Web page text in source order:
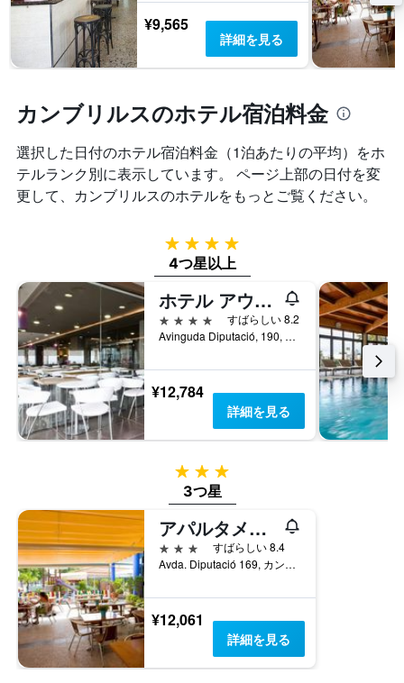
去
日
間
に
見
本
日
の
客
室
の
平
均
料
金
て
い
ま
す
は、
ラ
ク
ご
と
の
カ
テ
表
し
い
ま
す。
表
の
Y
軸
去
3
日
間
に
見
つ
か
た
て
X
軸
1
本
は、
宿
日
数
を
表
し
て
い
ま
す
表
1
本
は、
客
室
の
平
均
料
金
¥9,565
詳細を見る
カンブリルスのホテル宿泊料金
選択した日付のホテル宿泊料金（1泊あたりの平均）をホ
テルランク別に表示しています。 ページ上部の日付を変
更して、カンブリルス​のホテルをもっとご覧ください。
4つ星
4つ星以上
ホテル アウグストゥス
4つ星
すばらしい 8.2
Avinguda Diputació, 190, カンブリルス, カタルーニャ, スペイン
¥12,784
詳細を見る
3つ星
3つ星
アパルタメントス コスタ ヴェルデ
3つ星
すばらしい 8.4
Avda. Diputació 169, カンブリルス, カタルーニャ, スペイン
¥12,061
詳細を見る